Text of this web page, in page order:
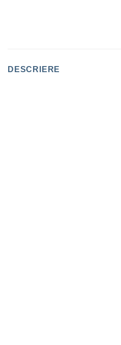
DESCRIERE